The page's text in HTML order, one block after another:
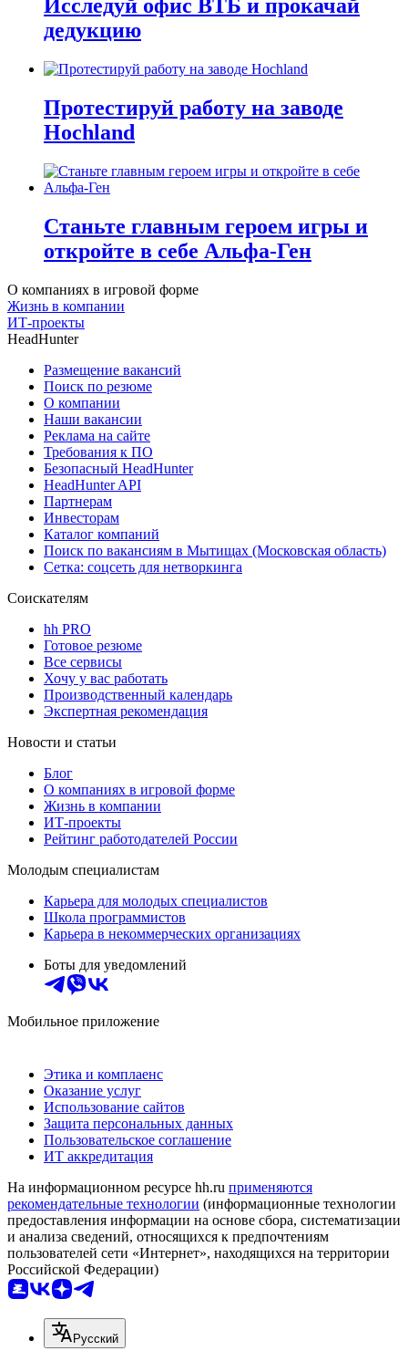
Исследуй офис ВТБ и прокачай
дедукцию
Протестируй работу на заводе
Hochland
Станьте главным героем игры и
откройте в себе Альфа-Ген
О компаниях в игровой форме
Жизнь в компании
ИТ-проекты
HeadHunter
Размещение вакансий
Поиск по резюме
О компании
Наши вакансии
Реклама на сайте
Требования к ПО
Безопасный HeadHunter
HeadHunter API
Партнерам
Инвесторам
Каталог компаний
Поиск по вакансиям в Мытищах (Московская область)
Сетка: соцсеть для нетворкинга
Соискателям
hh PRO
Готовое резюме
Все сервисы
Хочу у вас работать
Производственный календарь
Экспертная рекомендация
Новости и статьи
Блог
О компаниях в игровой форме
Жизнь в компании
ИТ-проекты
Рейтинг работодателей России
Молодым специалистам
Карьера для молодых специалистов
Школа программистов
Карьера в некоммерческих организациях
Боты для уведомлений
Мобильное приложение
Этика и комплаенс
Оказание услуг
Использование сайтов
Защита персональных данных
Пользовательское соглашение
ИТ аккредитация
На информационном ресурсе hh.ru применяются
рекомендательные технологии (информационные технологии
предоставления информации на основе сбора, систематизации
и анализа сведений, относящихся к предпочтениям
пользователей сети «Интернет», находящихся на территории
Российской Федерации)
Русский